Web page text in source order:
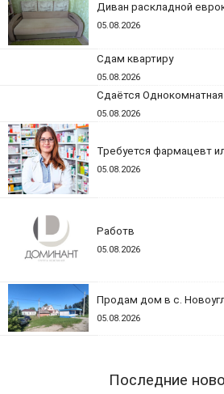
Диван раскладной
05.08.2026
Сдам квартиру
05.08.2026
Сдаётся
05.08.2026
Требуется фармацевт
05.08.2026
Работв
05.08.2026
Продам дом в с.
05.08.2026
Последние